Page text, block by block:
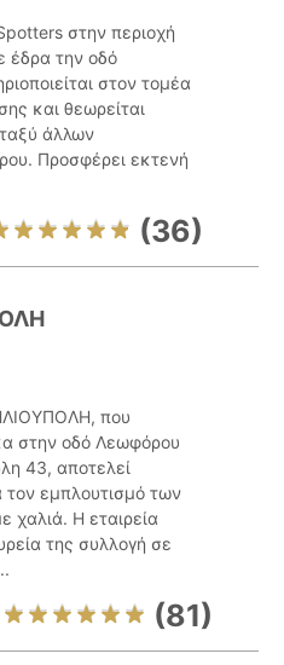
στην περιοχή
έδρα την οδό
στον τομέα
και θεωρείται
άλλων
Προσφέρει εκτενή
(36)
που
στην οδό Λεωφόρου
43, αποτελεί
τον εμπλουτισμό των
Η εταιρεία
της συλλογή σε
(81)